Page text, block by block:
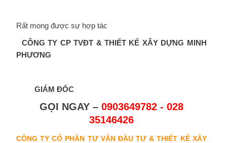
Rất mong được sự hợp tác
CÔNG TY CP TVĐT & THIẾT KẾ XÂY DỰNG MINH
PHƯƠNG
GIÁM ĐỐC
GỌI NGAY – 0903649782 - 028
35146426
CÔNG TY CỔ PHẦN TƯ VẤN ĐẦU TƯ & THIẾT KẾ XÂY